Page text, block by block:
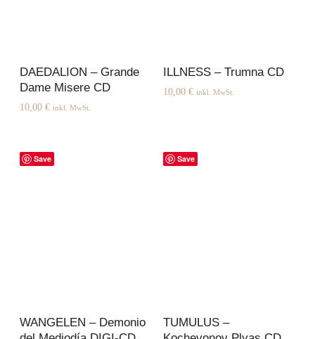
DAEDALION – Grande
Dame Misere CD
10,00 € inkl. MwSt.
ILLNESS – Trumna CD
10,00 € inkl. MwSt.
Save
WANGELEN – Demonio
Save
TUMULUS –